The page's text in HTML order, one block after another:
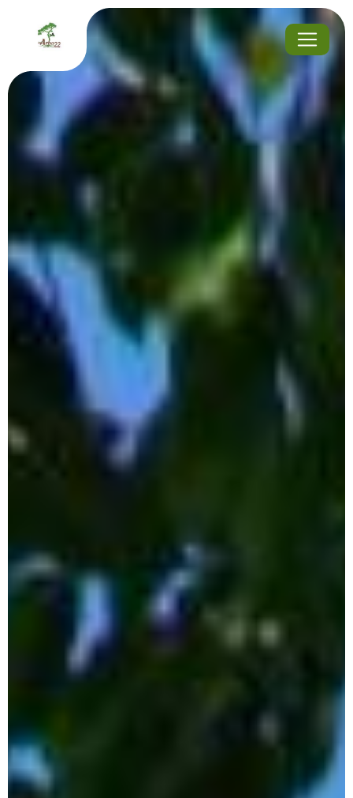
Panneau de gestion des cookies